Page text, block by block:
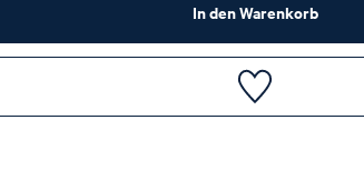
In den Warenkorb